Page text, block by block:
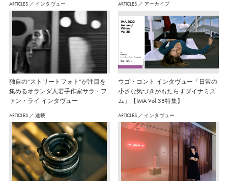
ARTICLES ／ インタヴュー
独自の“ストリートフォト”が注目を
集めるオランダ人若手作家サラ・フ
ァン・ライ インタヴュー
ARTICLES ／ アーカイブ
ウゴ・コント インタヴュー「日常の
小さな気づきがもたらすダイナミズ
ム」【IMA Vol.38特集】
ARTICLES ／ 連載 ARTICLES ／ インタヴュー